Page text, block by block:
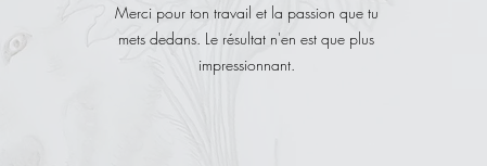
Merci pour ton travail et la passion que tu
mets dedans. Le résultat n'en est que plus
impressionnant.